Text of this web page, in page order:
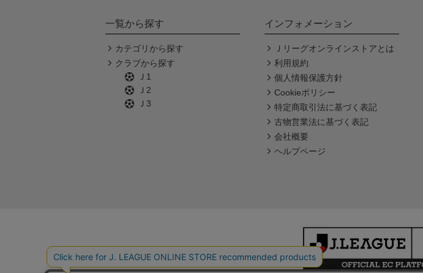
一覧から探す
カテゴリから探す
クラブから探す
Ｊ1
Ｊ2
Ｊ3
インフォメーション
Ｊリーグオンラインストアとは
利用規約
個人情報保護方針
Cookieポリシー
特定商取引法に基づく表記
古物営業法に基づく表記
会社概要
ヘルプページ